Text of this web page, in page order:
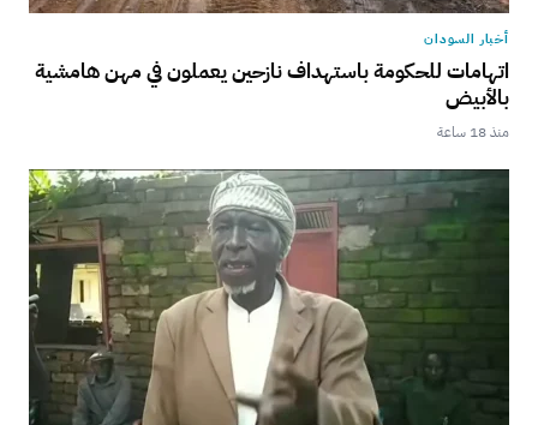
أخبار السودان
اتهامات للحكومة باستهداف نازحين يعملون في مهن هامشية
بالأبيض
منذ 18 ساعة